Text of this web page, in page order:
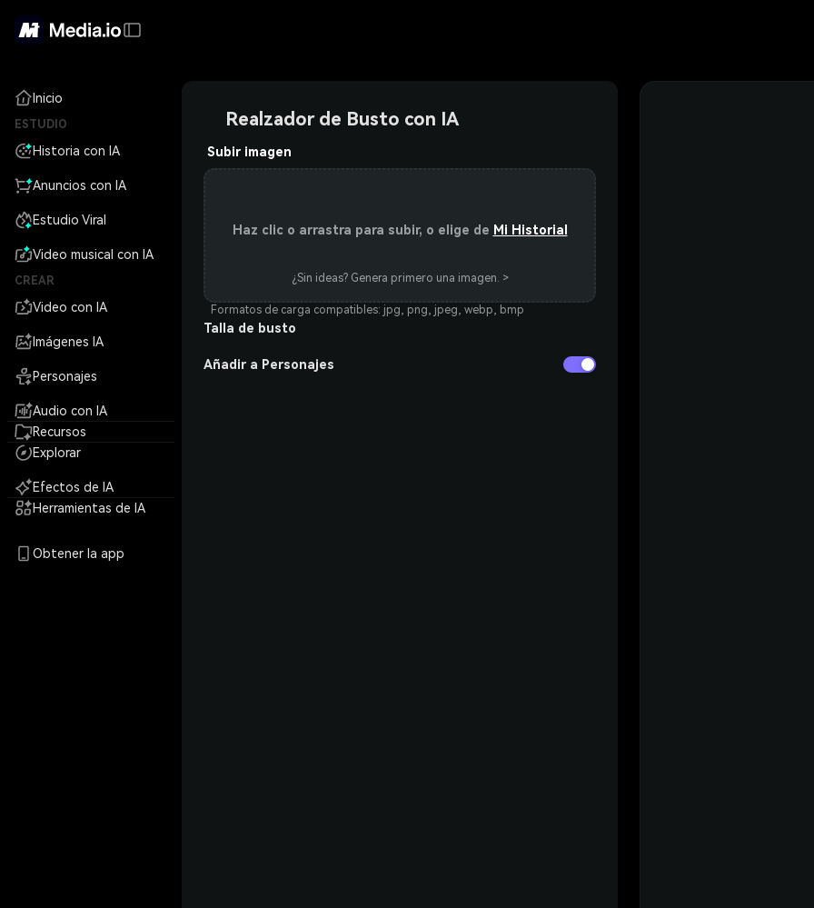
Inicio
ESTUDIO
Historia con IA
Anuncios con IA
Estudio Viral
Video musical con IA
CREAR
Video con IA
Imágenes IA
Personajes
Audio con IA
Recursos
Explorar
Efectos de IA
Herramientas de IA
Obtener la app
Realzador de Busto con IA
Subir imagen
Haz clic o arrastra para subir, o elige de Mi Historial
¿Sin ideas? Genera primero una imagen. >
Formatos de carga compatibles: jpg, png, jpeg, webp, bmp
Talla de busto
Añadir a Personajes